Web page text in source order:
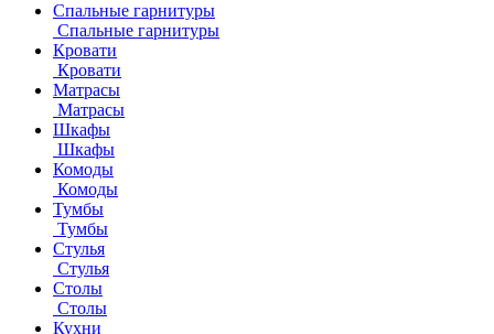
Спальные гарнитуры
Спальные гарнитуры
Кровати
Кровати
Матрасы
Матрасы
Шкафы
Шкафы
Комоды
Комоды
Тумбы
Тумбы
Стулья
Стулья
Столы
Столы
Кухни